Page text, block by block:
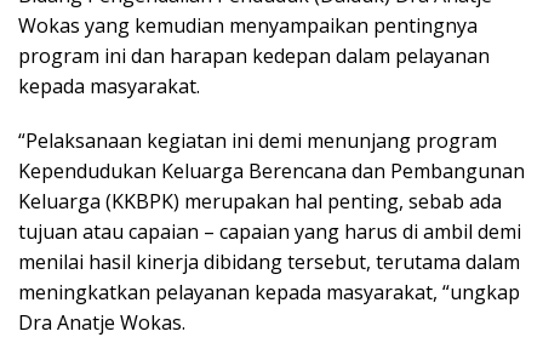
Wokas yang kemudian menyampaikan pentingnya
program ini dan harapan kedepan dalam pelayanan
kepada masyarakat.
“Pelaksanaan kegiatan ini demi menunjang program
Kependudukan Keluarga Berencana dan Pembangunan
Keluarga (KKBPK) merupakan hal penting, sebab ada
tujuan atau capaian – capaian yang harus di ambil demi
menilai hasil kinerja dibidang tersebut, terutama dalam
meningkatkan pelayanan kepada masyarakat, “ungkap
Dra Anatje Wokas.